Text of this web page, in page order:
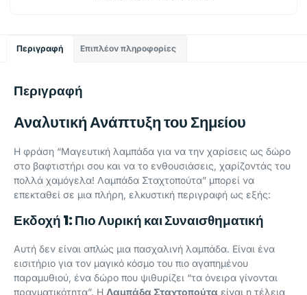
Περιγραφή Επιπλέον πληροφορίες
Περιγραφή
Αναλυτική Ανάπτυξη του Σημείου
Η φράση “Μαγευτική λαμπάδα για να την χαρίσεις ως δώρο
στο βαφτιστήρι σου και να το ενθουσιάσεις, χαρίζοντάς του
πολλά χαμόγελα! Λαμπάδα Σταχτοπούτα” μπορεί να
επεκταθεί σε μια πλήρη, ελκυστική περιγραφή ως εξής:
Εκδοχή 1: Πιο Λυρική και Συναισθηματική
Αυτή δεν είναι απλώς μια πασχαλινή λαμπάδα. Είναι ένα
εισιτήριο για τον μαγικό κόσμο του πιο αγαπημένου
παραμυθιού, ένα δώρο που ψιθυρίζει “τα όνειρα γίνονται
πραγματικότητα”. Η Λαμπάδα Σταχτοπούτα είναι η τέλεια